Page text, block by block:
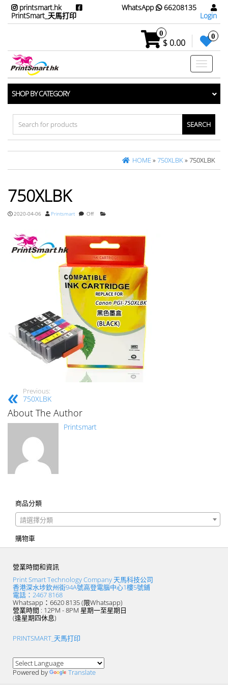
printsmart.hk
PrintSmart_天馬打印
WhatsApp
66208135
Login
0
$ 0.00
0
Toggle
SHOP BY CATEGORY
Search
for:
HOME»750XLBK » 750XLBK
750XLBK
2020-04-06 Printsmart Off
Previous:
750XLBK
About The Author
Printsmart
商品分類
請選擇分類
購物車
營業時間和資訊
Print Smart Technology Company 天馬科技公司
香港深水埗欽州街94A號高登電腦中心1樓5號鋪
電話：2467 8168
Whatsapp：6620 8135 (限Whatsapp)
營業時間 : 12PM - 8PM 星期一至星期日
(逢星期四休息)
PRINTSMART_天馬打印
Powered by Translate